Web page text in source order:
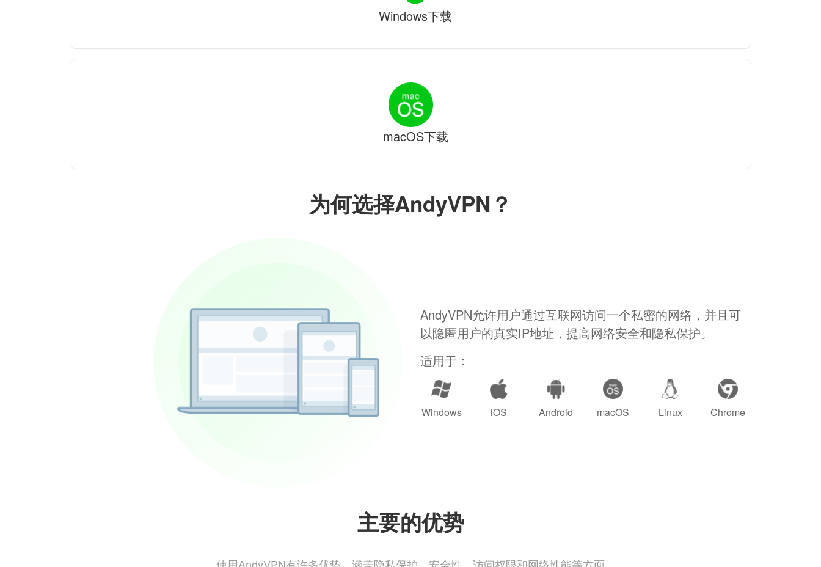
为何选择AndyVPN？
AndyVPN允许用户通过互联网访问一个私密的网络，并且可
以隐匿用户的真实IP地址，提高网络安全和隐私保护。
适用于：
Windows iOS Android macOS Linux Chrome
主要的优势
Windows下载
macOS下载